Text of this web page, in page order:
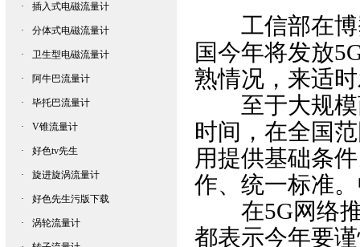
· 插入式电磁流量计
· 分体式电磁流量计
· 卫生型电磁流量计
· 阿牛巴流量计
· 毕托巴流量计
· V锥流量计
· 好色tv先生
· 旋进旋涡流量计
· 好色先生污版下载
· 涡轮流量计
工信部在博鳌
国今年将发放5G
熟情况，来适
至于大规模商
时间，在全
用提供基础条件
作、统一标准
在5G网络推
都表示今年要谨慎